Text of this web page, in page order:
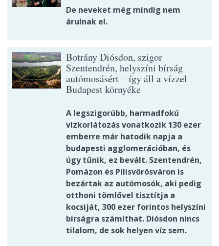
De neveket még mindig nem
árulnak el.
Botrány Diósdon, szigor
Szentendrén, helyszíni bírság
autómosásért – így áll a vízzel
Budapest környéke
A legszigorúbb, harmadfokú
vízkorlátozás vonatkozik 130 ezer
emberre már hatodik napja a
budapesti agglomerációban, és
úgy tűnik, ez bevált. Szentendrén,
Pomázon és Pilisvörösváron is
bezártak az autómosók, aki pedig
otthoni tömlővel tisztítja a
kocsiját, 300 ezer forintos helyszíni
bírságra számíthat. Diósdon nincs
tilalom, de sok helyen víz sem.